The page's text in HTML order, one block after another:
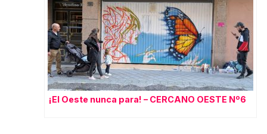
¡El Oeste nunca para! – CERCANO OESTE Nº6